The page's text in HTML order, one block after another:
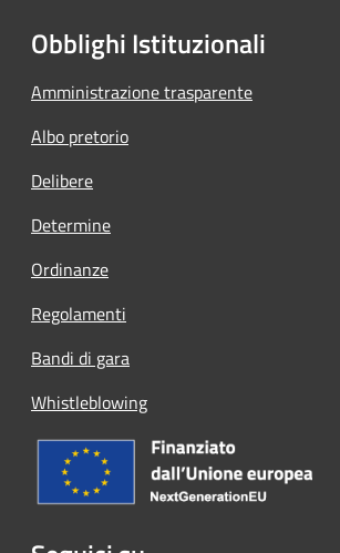
Obblighi Istituzionali
Amministrazione trasparente
Albo pretorio
Delibere
Determine
Ordinanze
Regolamenti
Bandi di gara
Whistleblowing